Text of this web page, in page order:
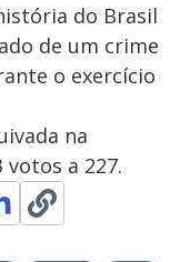
do Brasil
de um crime
o exercício
na
a 227.